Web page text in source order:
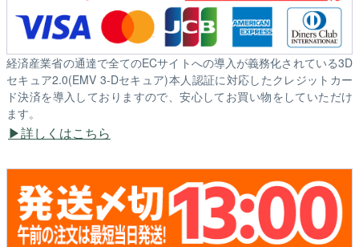
経済産業省の通達で全てのECサイトへの導入が義務化されている3D
セキュア2.0(EMV 3-Dセキュア)本人認証に対応したクレジットカー
ド決済を導入しておりますので、安心してお買い物をしていただけ
ます。
詳しくはこちら